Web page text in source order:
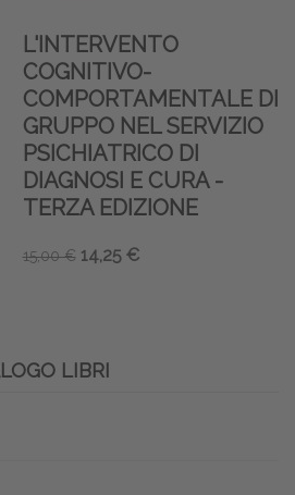
L'INTERVENTO
COGNITIVO-
COMPORTAMENTALE DI
GRUPPO NEL SERVIZIO
PSICHIATRICO DI
DIAGNOSI E CURA -
TERZA EDIZIONE
15,00 € 14,25 €
LIBRI